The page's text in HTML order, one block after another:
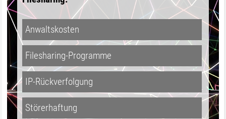
Anwaltskosten
Filesharing-Programme
IP-Rückverfolgung
Störerhaftung